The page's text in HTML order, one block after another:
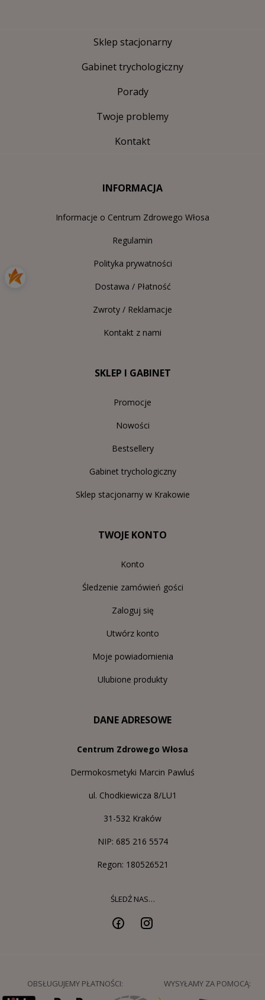
Sklep stacjonarny
Gabinet trychologiczny
Porady
Twoje problemy
Kontakt
INFORMACJA
Informacje o Centrum Zdrowego Włosa
Regulamin
Polityka prywatności
Dostawa / Płatność
Zwroty / Reklamacje
Kontakt z nami
SKLEP I GABINET
Promocje
Nowości
Bestsellery
Gabinet trychologiczny
Sklep stacjonarny w Krakowie
TWOJE KONTO
Konto
Śledzenie zamówień gości
Zaloguj się
Utwórz konto
Moje powiadomienia
Ulubione produkty
DANE ADRESOWE
Centrum Zdrowego Włosa
Dermokosmetyki Marcin Pawluś
ul. Chodkiewicza 8/LU1
31-532 Kraków
NIP: 685 216 5574
Regon: 180526521
ŚLEDŹ NAS…
OBSŁUGUJEMY PŁATNOŚCI: WYSYŁAMY ZA POMOCĄ: